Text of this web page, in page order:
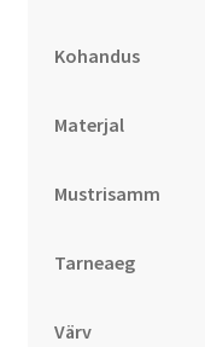
Kohandus
Materjal
Mustrisamm
Tarneaeg
Värv